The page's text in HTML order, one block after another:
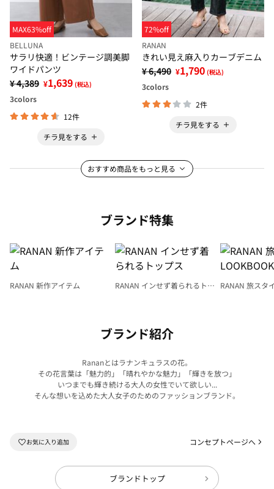
MAX63%off
BELLUNA
サラリ快適！ビンテージ調美脚
ワイドパンツ
¥ 4,389 ¥1,639 (税込)
3colors
12件
チラ見をする
72%off
RANAN
きれい見え麻入りカーブデニム
¥ 6,490 ¥1,790 (税込)
3colors
2件
チラ見をする
おすすめ商品をもっと見る
ブランド特集
RANAN 新作アイテム
RANAN インせず着られるトッ
RANAN 旅スタ
ブランド紹介
Rananとはラナンキュラスの花。
その花言葉は「魅力的」「晴れやかな魅力」「輝きを放つ」
いつまでも輝き続ける大人の女性でいて欲しい...
そんな想いを込めた大人女子のためのファッションブランド。
コンセプトページへ
ブランドトップ